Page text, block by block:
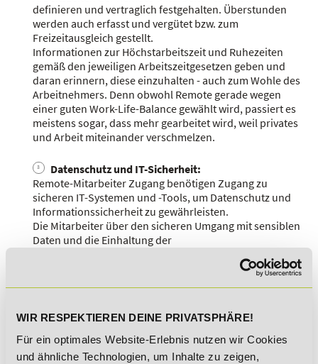
WIR RESPEKTIEREN DEINE PRIVATSPHÄRE!
Für ein optimales Website-Erlebnis nutzen wir Cookies
und ähnliche Technologien, um Inhalte zu zeigen,
definieren und vertraglich festgehalten. Überstunden
werden auch erfasst und vergütet bzw. zum
Freizeitausgleich gestellt.
Informationen zur Höchstarbeitszeit und Ruhezeiten
gemäß den jeweiligen Arbeitszeitgesetzen geben und
daran erinnern, diese einzuhalten - auch zum Wohle des
Arbeitnehmers. Denn obwohl Remote gerade wegen
einer guten Work-Life-Balance gewählt wird, passiert es
meistens sogar, dass mehr gearbeitet wird, weil privates
und Arbeit miteinander verschmelzen.
Datenschutz und IT-Sicherheit:
Remote-Mitarbeiter Zugang benötigen Zugang zu
sicheren IT-Systemen und -Tools, um Datenschutz und
Informationssicherheit zu gewährleisten.
Die Mitarbeiter über den sicheren Umgang mit sensiblen
Daten und die Einhaltung der
Gesundheit und Arbeitsschutz:
Gesundheitsschutzes gelten auch bei Remote-Arbeit.
ergonomische Arbeitsplätze zu Hause haben und
informieren sie über Gesundheits- und